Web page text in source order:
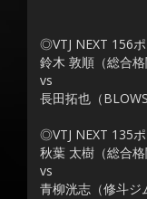
◎VTJ NEXT 156
鈴木 敦順（総合格
vs
長田拓也（BLOWS
◎VTJ NEXT 135
秋葉 太樹（総合格
vs
青柳洸志（修斗ジ